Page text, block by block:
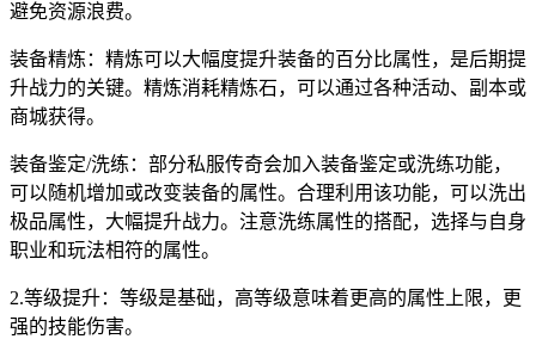
避免资源浪费。
装备精炼：精炼可以大幅度提升装备的百分比属性，是后期提
升战力的关键。精炼消耗精炼石，可以通过各种活动、副本或
商城获得。
装备鉴定/洗练：部分私服传奇会加入装备鉴定或洗练功能，
可以随机增加或改变装备的属性。合理利用该功能，可以洗出
极品属性，大幅提升战力。注意洗练属性的搭配，选择与自身
职业和玩法相符的属性。
2.等级提升：等级是基础，高等级意味着更高的属性上限，更
强的技能伤害。